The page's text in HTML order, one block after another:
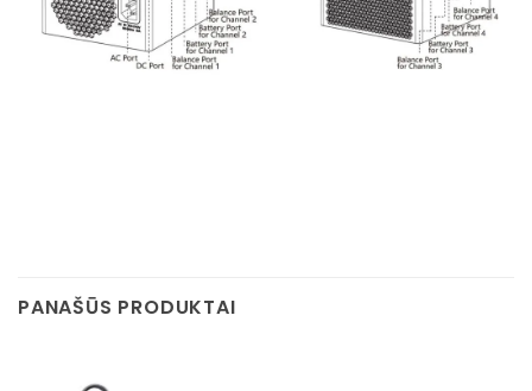
PANAŠŪS PRODUKTAI